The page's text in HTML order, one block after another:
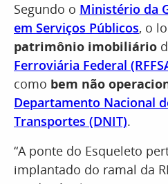
Segundo o Ministério da
em Serviços Públicos, o
patrimônio imobiliário
Ferroviária Federal
como bem não
Departamento Nacional
Transportes (DNIT).
“A ponte do Esqueleto
implantado do ramal da